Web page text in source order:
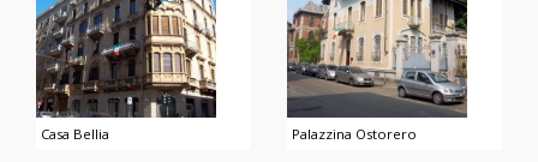
Casa Bellia Palazzina Ostorero